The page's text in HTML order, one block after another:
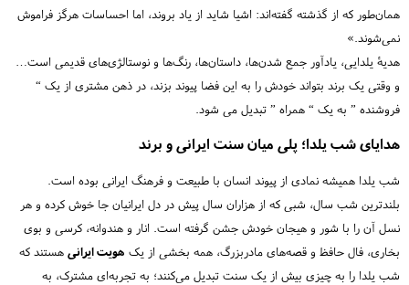
همان‌طور که از گذشته گفته‌اند: اشیا شاید از یاد بروند، اما احساسات هرگز فراموش
نمی‌شوند.»
هدیهٔ یلدایی، یادآور جمع شدن‌ها، داستان‌ها، رنگ‌ها و نوستالژی‌های قدیمی است…
و وقتی یک برند بتواند خودش را به این فضا پیوند بزند، در ذهن مشتری از یک “
فروشنده ” به یک “ همراه ” تبدیل می شود.
هدایای شب یلدا؛ پلی میان سنت ایرانی و برند
شب یلدا همیشه نمادی از پیوند انسان با طبیعت و فرهنگ ایرانی بوده است.
بلندترین شب سال، شبی که از هزاران سال پیش در دل ایرانیان جا خوش کرده و هر
نسل آن را با شور و هیجان خودش جشن گرفته است. انار و هندوانه، کرسی و بوی
بخاری، فال حافظ و قصه‌های مادربزرگ، همه بخشی از یک هویت ایرانی هستند که
شب یلدا را به چیزی بیش از یک سنت تبدیل می‌کنند؛ به تجربه‌ای مشترک، به